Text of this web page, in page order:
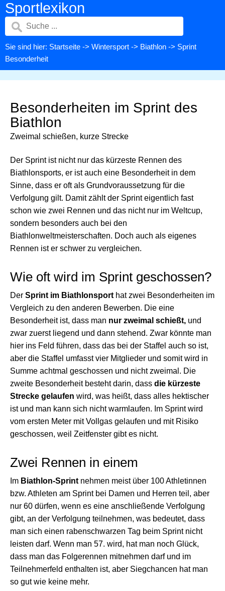
Sportlexikon
Sie sind hier: Startseite -> Wintersport -> Biathlon -> Sprint
Besonderheit
Besonderheiten im Sprint des
Biathlon
Zweimal schießen, kurze Strecke
Der Sprint ist nicht nur das kürzeste Rennen des
Biathlonsports, er ist auch eine Besonderheit in dem
Sinne, dass er oft als Grundvoraussetzung für die
Verfolgung gilt. Damit zählt der Sprint eigentlich fast
schon wie zwei Rennen und das nicht nur im Weltcup,
sondern besonders auch bei den
Biathlonweltmeisterschaften. Doch auch als eigenes
Rennen ist er schwer zu vergleichen.
Wie oft wird im Sprint geschossen?
Der Sprint im Biathlonsport hat zwei Besonderheiten im
Vergleich zu den anderen Bewerben. Die eine
Besonderheit ist, dass man nur zweimal schießt, und
zwar zuerst liegend und dann stehend. Zwar könnte man
hier ins Feld führen, dass das bei der Staffel auch so ist,
aber die Staffel umfasst vier Mitglieder und somit wird in
Summe achtmal geschossen und nicht zweimal. Die
zweite Besonderheit besteht darin, dass die kürzeste
Strecke gelaufen wird, was heißt, dass alles hektischer
ist und man kann sich nicht warmlaufen. Im Sprint wird
vom ersten Meter mit Vollgas gelaufen und mit Risiko
geschossen, weil Zeitfenster gibt es nicht.
Zwei Rennen in einem
Im Biathlon-Sprint nehmen meist über 100 Athletinnen
bzw. Athleten am Sprint bei Damen und Herren teil, aber
nur 60 dürfen, wenn es eine anschließende Verfolgung
gibt, an der Verfolgung teilnehmen, was bedeutet, dass
man sich einen rabenschwarzen Tag beim Sprint nicht
leisten darf. Wenn man 57. wird, hat man noch Glück,
dass man das Folgerennen mitnehmen darf und im
Teilnehmerfeld enthalten ist, aber Siegchancen hat man
so gut wie keine mehr.